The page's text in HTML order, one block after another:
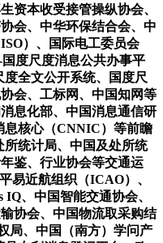
资本收受接管操纵协会、
会、中华环保结合会、中
）、国际电工委员会
度尺度消息公共办事平
全文公开系统、国度尺
会、工标网、中国知网等
息化部、中国消息通信研
核心（CNNIC）等前瞻
统计局、中国及处所统
鉴、行业协会等交通运
易近航组织（ICAO）、
、中国智能交通协会、
协会、中国物流取采购结
局、中国（南方）学问产